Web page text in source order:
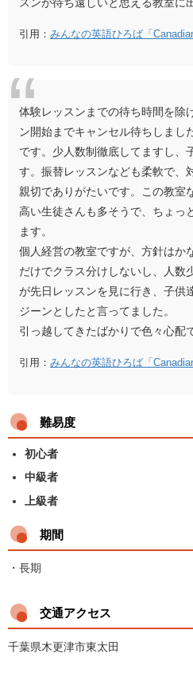
スンが待ち遠しいと思える教室に
引用： みんなの英語ひろば「
体験レッスンまでの待ち時間を除
ン開始までキャンセル待ちしまし
です。少人数制徹底してますし、
す。振替レッスンなども柔軟で、
親切でありがたいです。この教室
高い生徒さんも多そうで、ちょっ
ます。
個人経営の教室ですが、方針はか
だけでクラス分けしないし、人数
が先日レッスンを見に行き、子供
ジーンとしたと言ってました。
引っ越してきたばかりで色々心配
引用： みんなの英語ひろば「
難易度
初心者
中級者
上級者
期間
・長期
交通アクセス
千葉県木更津市東太田